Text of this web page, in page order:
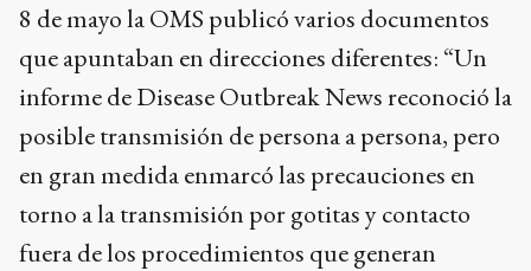
8 de mayo la OMS publicó varios documentos
que apuntaban en direcciones diferentes: “Un
informe de Disease Outbreak News reconoció la
posible transmisión de persona a persona, pero
en gran medida enmarcó las precauciones en
torno a la transmisión por gotitas y contacto
fuera de los procedimientos que generan